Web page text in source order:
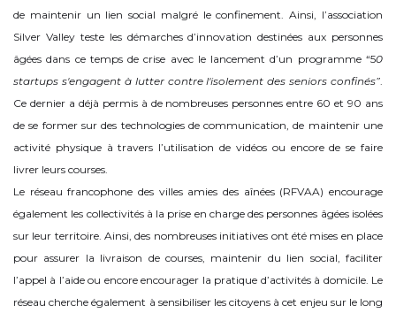
de maintenir un lien social malgré le confinement. Ainsi, l’association
Silver Valley teste les démarches d’innovation destinées aux personnes
âgées dans ce temps de crise avec le lancement d’un programme “50
startups s'engagent à lutter contre l'isolement des seniors confinés”
Ce dernier a déjà permis à de nombreuses personnes entre 60 et 90 ans
de se former sur des technologies de communication, de maintenir une
activité physique à travers l’utilisation de vidéos ou encore de se faire
livrer leurs courses.
Le réseau francophone des villes amies des aînées (RFVAA) encourage
également les collectivités à la prise en charge des personnes âgées isolées
sur leur territoire. Ainsi, des nombreuses initiatives ont été mises en place
pour assurer la livraison de courses, maintenir du lien social, faciliter
l’appel à l’aide ou encore encourager la pratique d’activités à domicile. Le
réseau cherche également à sensibiliser les citoyens à cet enjeu sur le long